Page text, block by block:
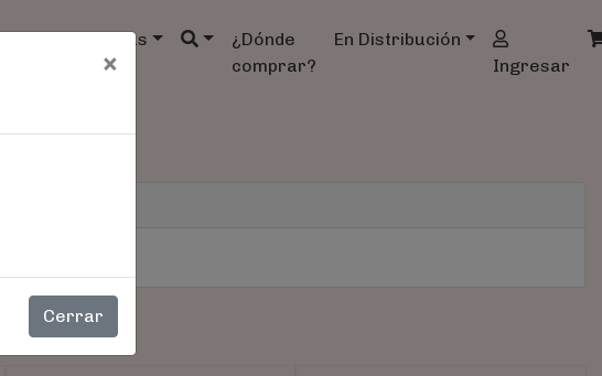
Agendas
¿Dónde
comprar?
En Distribución
Ingresar
×
Cerrar